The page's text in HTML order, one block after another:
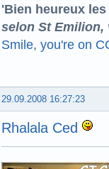
'Bien heureux
selon St Emilion,
Smile, you're on
29.09.2008 16:27:23
Rhalala Ced